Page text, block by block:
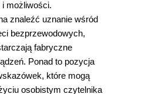
możliwości.
znaleźć uznanie wśród
bezprzewodowych,
fabryczne
Ponad to pozycja
które mogą
osobistym czytelnika